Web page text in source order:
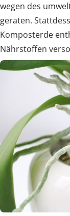
wegen des
geraten.
Komposterde
Nährstoffen